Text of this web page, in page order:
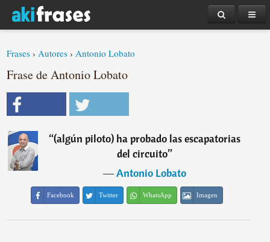
Frases ›Autores ›Antonio Lobato
Frase de Antonio Lobato
“(algún piloto) ha probado las escapatorias
del circuito”
―Antonio Lobato
Facebook Twitter WhatsApp Imagen